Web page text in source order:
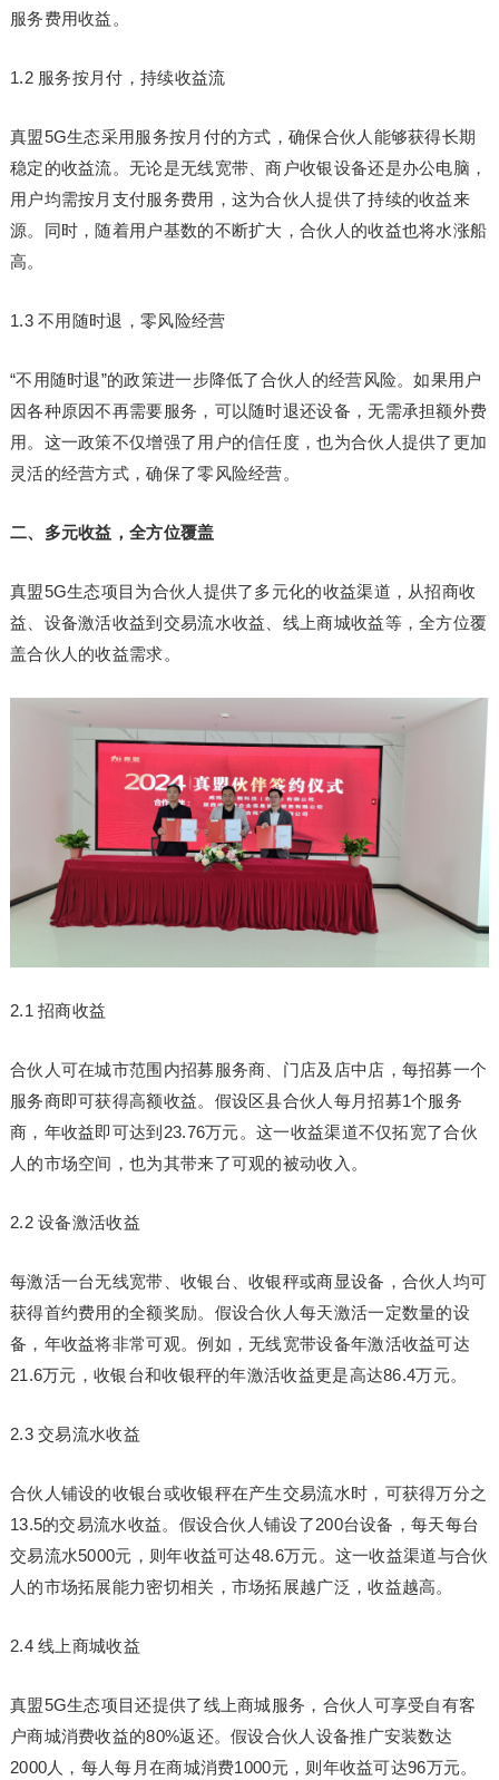
服务费用收益。
1.2 服务按月付，持续收益流
真盟5G生态采用服务按月付的方式，确保合伙人能够获得长期
稳定的收益流。无论是无线宽带、商户收银设备还是办公电脑，
用户均需按月支付服务费用，这为合伙人提供了持续的收益来
源。同时，随着用户基数的不断扩大，合伙人的收益也将水涨船
高。
1.3 不用随时退，零风险经营
“不用随时退”的政策进一步降低了合伙人的经营风险。如果用户
因各种原因不再需要服务，可以随时退还设备，无需承担额外费
用。这一政策不仅增强了用户的信任度，也为合伙人提供了更加
灵活的经营方式，确保了零风险经营。
二、多元收益，全方位覆盖
真盟5G生态项目为合伙人提供了多元化的收益渠道，从招商收
益、设备激活收益到交易流水收益、线上商城收益等，全方位覆
盖合伙人的收益需求。
2.1 招商收益
合伙人可在城市范围内招募服务商、门店及店中店，每招募一个
服务商即可获得高额收益。假设区县合伙人每月招募1个服务
商，年收益即可达到23.76万元。这一收益渠道不仅拓宽了合伙
人的市场空间，也为其带来了可观的被动收入。
2.2 设备激活收益
每激活一台无线宽带、收银台、收银秤或商显设备，合伙人均可
获得首约费用的全额奖励。假设合伙人每天激活一定数量的设
备，年收益将非常可观。例如，无线宽带设备年激活收益可达
21.6万元，收银台和收银秤的年激活收益更是高达86.4万元。
2.3 交易流水收益
合伙人铺设的收银台或收银秤在产生交易流水时，可获得万分之
13.5的交易流水收益。假设合伙人铺设了200台设备，每天每台
交易流水5000元，则年收益可达48.6万元。这一收益渠道与合伙
人的市场拓展能力密切相关，市场拓展越广泛，收益越高。
2.4 线上商城收益
真盟5G生态项目还提供了线上商城服务，合伙人可享受自有客
户商城消费收益的80%返还。假设合伙人设备推广安装数达
2000人，每人每月在商城消费1000元，则年收益可达96万元。